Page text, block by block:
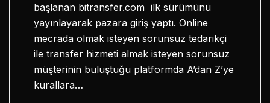
başlanan bitransfer.com ilk sürümünü
yayınlayarak pazara giriş yaptı. Online
mecrada olmak isteyen sorunsuz tedarikçi
ile transfer hizmeti almak isteyen sorunsuz
müşterinin buluştuğu platformda A’dan Z’ye
kurallara…